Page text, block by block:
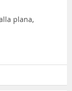
plana,